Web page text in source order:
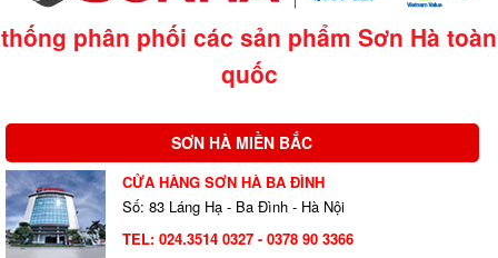
thống phân phối các sản phẩm Sơn Hà toàn
quốc
SƠN HÀ MIỀN BẮC
CỬA HÀNG SƠN HÀ BA ĐÌNH
Số: 83 Láng Hạ - Ba Đình - Hà Nội
TEL: 024.3514 0327 - 0378 90 3366